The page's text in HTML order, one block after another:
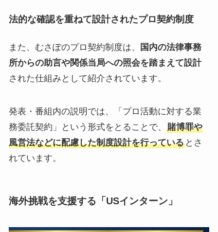
法的な確認を重ねて設計されたプロ契約制度
また、むさぽのプロ契約制度は、
国内の法律事務
所からの助言や関係当局への照会を踏まえて設計
された仕組みとして紹介されています。
発表・番組内の説明では、「プロ活動に対する業
務委託契約」という形式をとることで、 賭博罪や
風営法などに配慮した制度設計を行っているとさ
れています。
海外挑戦を支援する「USインターン」